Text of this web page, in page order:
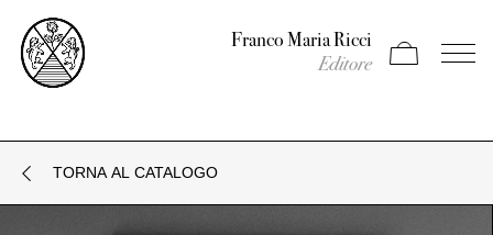
Franco Maria Ricci
Editore Apri carrello
Apri il
TORNA AL CATALOGO